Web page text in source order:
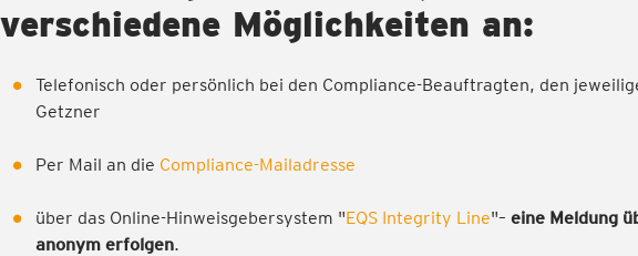
verschiedene Möglichkeiten an:
Telefonisch oder persönlich bei den Compliance-Beauftragten, den
Getzner
Per Mail an die Compliance-Mailadresse
über das Online-Hinweisgebersystem "EQS Integrity Line"– eine Meldung
anonym erfolgen.